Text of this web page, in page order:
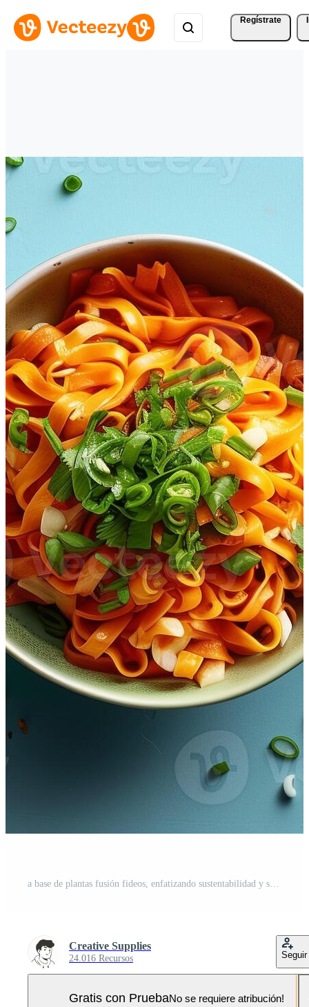
Regístrate
Creative Supplies
24.016 Recursos Seguir
Gratis con PruebaNo se requiere atribución!